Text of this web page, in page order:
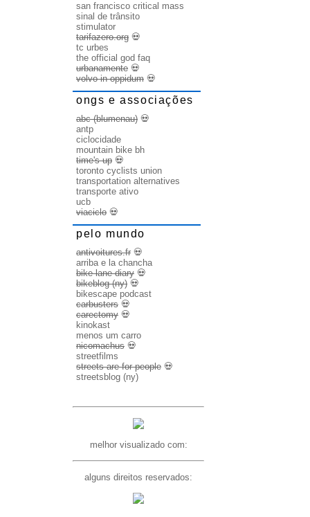
san francisco critical mass
sinal de trânsito
stimulator
tarifazero.org 💀
tc urbes
the official god faq
urbanamente 💀
volvo in oppidum 💀
ongs e associações
abc (blumenau) 💀
antp
ciclocidade
mountain bike bh
time's up 💀
toronto cyclists union
transportation alternatives
transporte ativo
ucb
viaciclo 💀
pelo mundo
antivoitures.fr 💀
arriba e la chancha
bike lane diary 💀
bikeblog (ny) 💀
bikescape podcast
carbusters 💀
carectomy 💀
kinokast
menos um carro
nicomachus 💀
streetfilms
streets are for people 💀
streetsblog (ny)
melhor visualizado com:
alguns direitos reservados: